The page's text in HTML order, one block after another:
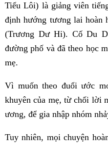
Tiểu Lôi) là giảng viên
định hướng tương lai hoàn
(Trương Dư Hi). Cố Du
đường phố và đã theo học
mẹ.
Vì muốn theo đuổi ước
khuyên của mẹ, từ chối lời
ương, để gia nhập nhóm
Tuy nhiên, mọi chuyện